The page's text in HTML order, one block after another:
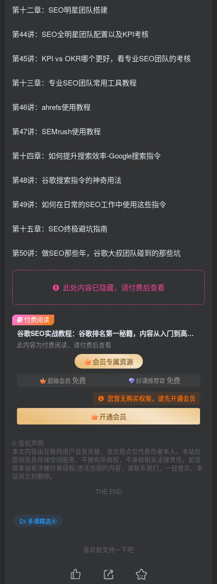
第十二章：SEO明星团队搭建
第44讲：SEO全明星团队配置以及KPI考核
第45讲：KPI vs OKR哪个更好，看专业SEO团队的考核
第十三章：专业SEO团队常用工具教程
第46讲：ahrefs使用教程
第47讲：SEMrush使用教程
第十四章：如何提升搜索效率-Google搜索指令
第48讲：谷歌搜索指令的神奇用法
第49讲：如何在日常的SEO工作中使用这些指令
第十五章：SEO终极避坑指南
第50讲：做SEO那些年，谷歌大叔团队碰到的那些坑
此处内容已隐藏，请付费后查看
谷歌SEO实战教程：谷歌排名第一秘籍，内容从入门到高阶，适合个人及团队
此内容为付费阅读，请付费后查看
会员专属资源
超级会员 免费 好课推荐官 免费
您暂无购买权限，请先开通会员
开通会员
付费阅读
© 版权声明
本文内容由互联网用户自发贡献，该文观点仅代表作者本人。本站仅
提供信息存储空间服务，不拥有所有权，不承担相关法律责任。如发
现本站有涉嫌抄袭侵权/违法违规的内容，请联系我们，一经查实，本
站将立刻删除。
THE END
多课精选④
喜欢就支持一下吧